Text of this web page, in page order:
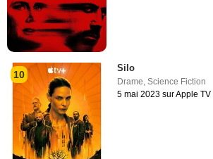
10
Silo
Drame,Science Fiction
5 mai 2023 sur Apple TV